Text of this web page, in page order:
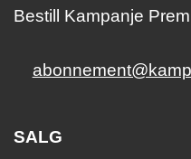
Bestill Kampanje
SALG